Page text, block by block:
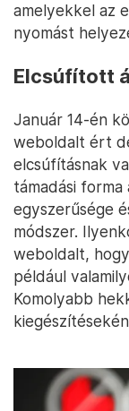
amelyekkel az
nyomást
Elcsúfított
Január 14-én
weboldalt ért
elcsúfításnak
támadási
egyszerűsége
módszer.
weboldalt,
például
Komolyabb